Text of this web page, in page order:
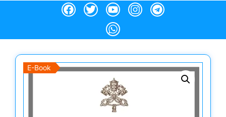
E-Book